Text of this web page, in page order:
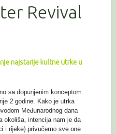
Revival
najstarije kultne utrke u
sa dopunjenim konceptom
2 godine. Kako je utrka
Međunarodnog dana
okoliša, intencija nam je da
i rijeke) privučemo sve one